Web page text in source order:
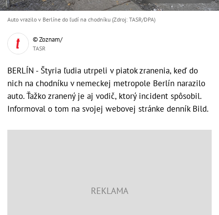
Auto vrazilo v Berlíne do ľudí na chodníku (Zdroj: TASR/DPA)
© Zoznam/
TASR
BERLÍN - Štyria ľudia utrpeli v piatok zranenia, keď do
nich na chodníku v nemeckej metropole Berlín narazilo
auto. Ťažko zranený je aj vodič, ktorý incident spôsobil.
Informoval o tom na svojej webovej stránke denník Bild.